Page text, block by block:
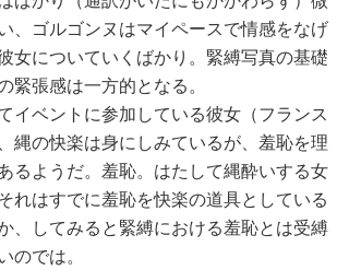
、ゴルゴンヌはマイペースで情感をなげ
女についていくばかり。緊縛写真の基礎
緊張感は一方的となる。
イベントに参加している彼女（フランス
縄の快楽は身にしみているが、羞恥を理
るようだ。羞恥。はたして縄酔いする女
れはすでに羞恥を快楽の道具としている
、してみると緊縛における羞恥とは受縛
のでは。